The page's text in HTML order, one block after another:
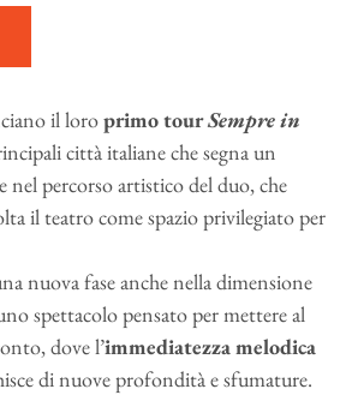
il loroprimotourSempre in
città italianeche segna un
percorso artistico del duo, che
il teatro come spazio privilegiato per
nuova fase anche nella dimensione
spettacolo pensato per mettere al
dove l’immediatezza melodica
di nuove profondità e sfumature.